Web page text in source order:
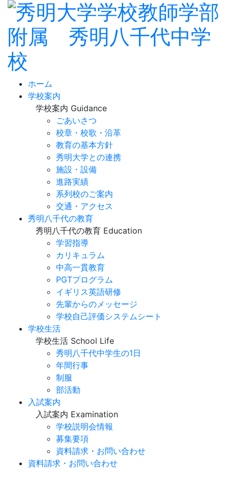
ホーム
学校案内
学校案内 Guidance
ごあいさつ
校章・校歌・沿革
教育の基本方針
秀明大学との連携
施設・設備
進路実績
系列校のご案内
交通・アクセス
秀明八千代の教育
秀明八千代の教育 Education
学習指導
カリキュラム
中高一貫教育
PGTプログラム
イギリス英語研修
先輩からのメッセージ
学校自己評価システムシート
学校生活
学校生活 School Life
秀明八千代中学生の1日
年間行事
制服
部活動
入試案内
入試案内 Examination
学校説明会情報
募集要項
資料請求・お問い合わせ
資料請求・お問い合わせ